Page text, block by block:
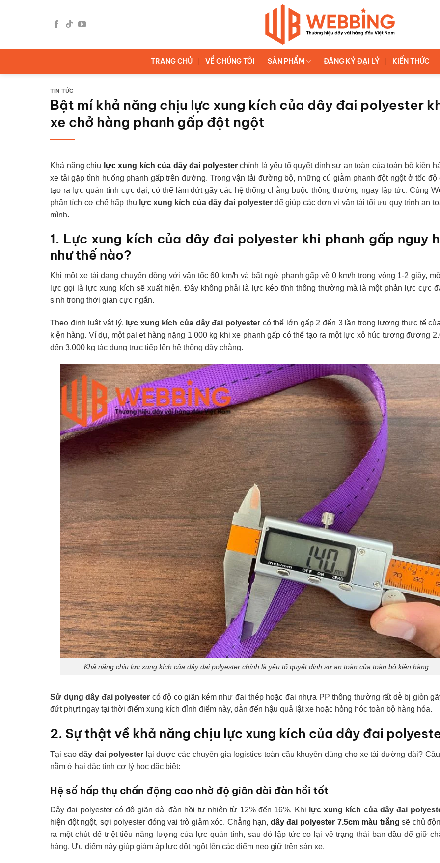
TRANG CHỦ VỀ CHÚNG TÔI SẢN PHẨM ĐĂNG KÝ ĐẠI LÝ KIẾN THỨC
TIN TỨC
Bật mí khả năng chịu lực xung kích của dây đai polyester
xe chở hàng phanh gấp đột ngột
Khả năng chịu lực xung kích của dây đai polyester chính là yếu tố quyết định sự an toàn của toàn bộ kiện
xe tải gặp tình huống phanh gấp trên đường. Trong vận tải đường bộ, những cú giẫm phanh đột ngột ở tốc độ
tạo ra lực quán tính cực đại, có thể làm đứt gãy các hệ thống chằng buộc thông thường ngay lập tức. Cùng
phân tích cơ chế hấp thụ lực xung kích của dây đai polyesterđể giúp các đơn vị vận tải tối ưu quy trình an
mình.
1. Lực xung kích của dây đai polyester khi phanh gấp nguy
như thế nào?
Khi một xe tải đang chuyển động với vận tốc 60 km/h và bất ngờ phanh gấp về 0 km/h trong vòng 1-2 giây,
lực gọi là lực xung kích sẽ xuất hiện. Đây không phải là lực kéo tĩnh thông thường mà là một phản lực cực
sinh trong thời gian cực ngắn.
Theo định luật vật lý, lực xung kích của dây đai polyester có thể lớn gấp 2 đến 3 lần trọng lượng thực tế
kiện hàng. Ví dụ, một pallet hàng nặng 1.000 kg khi xe phanh gấp có thể tạo ra một lực xô húc tương đương
đến 3.000 kg tác dụng trực tiếp lên hệ thống dây chằng.
Khả năng chịu lực xung kích của dây đai polyester chính là yếu tố quyết định sự an toàn của toàn bộ kiện hàng
Sử dụng dây đai polyester có độ co giãn kém như đai thép hoặc đai nhựa PP thông thường rất dễ bị giòn
đứt phựt ngay tại thời điểm xung kích đỉnh điểm này, dẫn đến hậu quả lật xe hoặc hỏng hóc toàn bộ hàng hóa.
2. Sự thật về khả năng chịu lực xung kích của dây đai
Tại saodây đai polyesterlại được các chuyên gia logistics toàn cầu khuyên dùng cho xe tải đường dài?
nằm ở hai đặc tính cơ lý học đặc biệt:
Hệ số hấp thụ chấn động cao nhờ độ giãn dài đàn hồi tốt
Dây đai polyester có độ giãn dài đàn hồi tự nhiên từ 12% đến 16%. Khi lực xung kích của dây đai
hiện đột ngột, sợi polyester đóng vai trò giảm xóc. Chẳng hạn, dây đai polyester 7.5cm màu trắng sẽ chủ
ra một chút để triệt tiêu năng lượng của lực quán tính, sau đó lập tức co lại về trạng thái ban đầu để giữ
hàng. Ưu điểm này giúp giảm áp lực đột ngột lên các điểm neo giữ trên sàn xe.